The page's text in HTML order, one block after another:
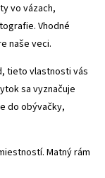
vo vázach,
Vhodné
naše veci.
tieto vlastnosti vás
sa vyznačuje
do obývačky,
Matný rám